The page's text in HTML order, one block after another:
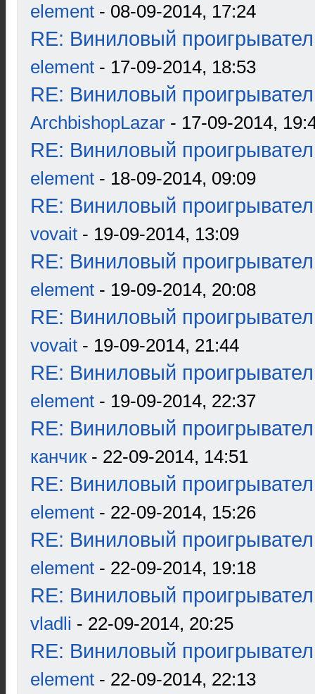
element - 08-09-2014, 17:24
RE: Виниловый
element - 17-09-2014, 18:53
RE: Виниловый
ArchbishopLazar - 17-09-2014,
RE: Виниловый
element - 18-09-2014, 09:09
RE: Виниловый
vovait - 19-09-2014, 13:09
RE: Виниловый
element - 19-09-2014, 20:08
RE: Виниловый
vovait - 19-09-2014, 21:44
RE: Виниловый
element - 19-09-2014, 22:37
RE: Виниловый
канчик- 22-09-2014, 14:51
RE: Виниловый
element - 22-09-2014, 15:26
RE: Виниловый
element - 22-09-2014, 19:18
RE: Виниловый
vladli - 22-09-2014, 20:25
RE: Виниловый
element - 22-09-2014, 22:13